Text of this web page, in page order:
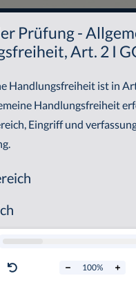
100%
Prüfung -
Art. 2 I
Handlungsfreiheit ist in
Handlungsfreiheit
Eingriff und
Handlungsfreiheit ist ein
jede natürliche